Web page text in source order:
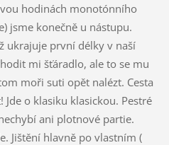
hodinách monotónního
jsme konečně u nástupu.
ukrajuje první délky v naší
mi šťáradlo, ale to se mu
moři suti opět nalézt. Cesta
Jde o klasiku klasickou. Pestré
ani plotnové partie.
Jištění hlavně po vlastním (